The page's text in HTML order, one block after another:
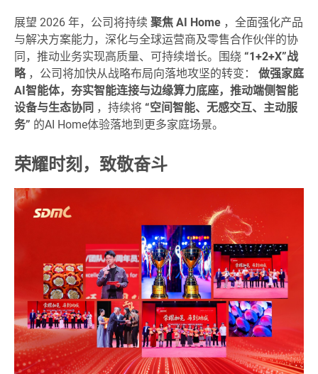
展望 2026 年，公司将持续 聚焦 AI Home ，全面强化产品
与解决方案能力，深化与全球运营商及零售合作伙伴的协
同，推动业务实现高质量、可持续增长。围绕 “1+2+X”战
略，公司将加快从战略布局向落地攻坚的转变： 做强家庭
AI智能体，夯实智能连接与边缘算力底座，推动端侧智能
设备与生态协同 ，持续将 “空间智能、无感交互、主动服
务” 的AI Home体验落地到更多家庭场景。
荣耀时刻，致敬奋斗